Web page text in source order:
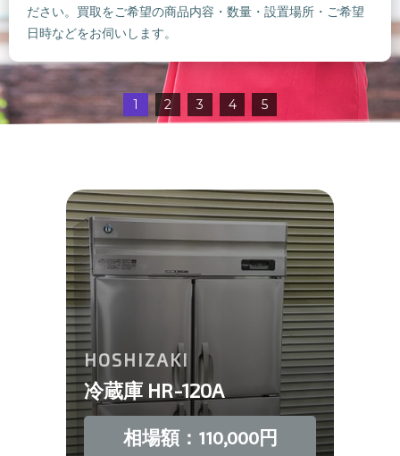
ださい。買取をご希望の商品内容・数量・設置場所・ご希望
日時などをお伺いします。
1 2 3 4 5
HOSHIZAKI
冷蔵庫 HR-120A
相場額：110,000円